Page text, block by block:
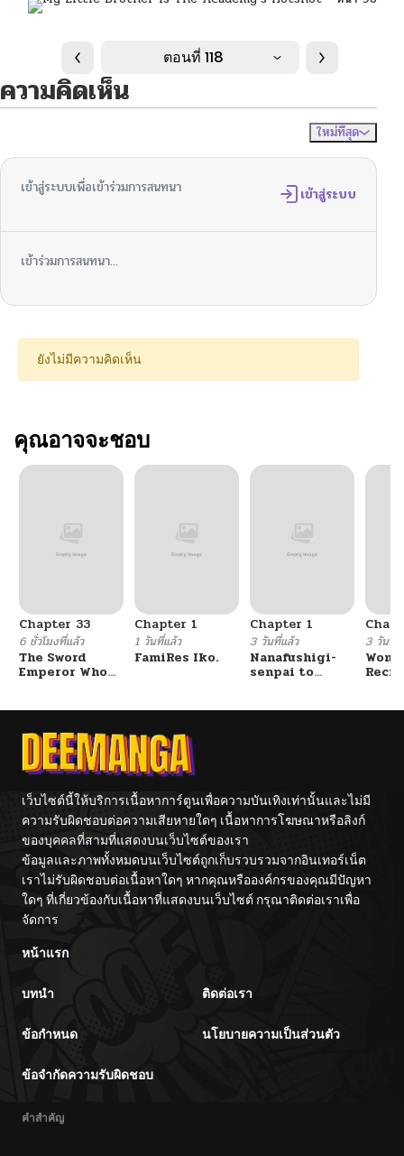
ตอนที่ 118
ความคิดเห็น
ใหม่ที่สุด
เข้าสู่ระบบเพื่อเข้าร่วมการสนทนา เข้าสู่ระบบ
เข้าร่วมการสนทนา...
ยังไม่มีความคิดเห็น
คุณอาจจะชอบ
Chapter 33
6 ชั่วโมงที่แล้ว
The Sword
Emperor Who
จักรพรรดิเทพดาบ
ผงาดเหนือชาติภพ
Chapter 1
1 วันที่แล้ว
FamiRes Iko.
Chapter 1
3 วันที่แล้ว
Nanafushigi-
senpai to
3 วันที่
เว็บไซต์นี้ให้บริการเนื้อหาการ์ตูนเพื่อความบันเทิงเท่านั้นและไม่มี
ความรับผิดชอบต่อความเสียหายใดๆ เนื้อหาการโฆษณาหรือลิงก์
ของบุคคลที่สามที่แสดงบนเว็บไซต์ของเรา
ข้อมูลและภาพทั้งหมดบนเว็บไซต์ถูกเก็บรวบรวมจากอินเทอร์เน็ต
เราไม่รับผิดชอบต่อเนื้อหาใดๆ หากคุณหรือองค์กรของคุณมีปัญหา
ใดๆ ที่เกี่ยวข้องกับเนื้อหาที่แสดงบนเว็บไซต์ กรุณาติดต่อเราเพื่อ
จัดการ
หน้าแรก
บทนำ ติดต่อเรา
ข้อกำหนด นโยบายความเป็นส่วนตัว
ข้อจำกัดความรับผิดชอบ
คำสำคัญ